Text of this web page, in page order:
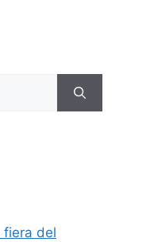
fiera del